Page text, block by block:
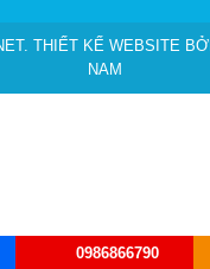
THIẾT KẾ WEBSITE BỞI
NAM
0986866790